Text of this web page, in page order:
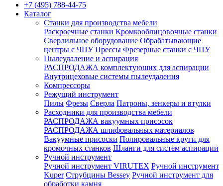
+7 (495) 788-44-75
Каталог
Станки для производства мебели
Раскроечные станки Кромкооблицовочные станки
Сверлильное оборудование Обрабатывающие
центры с ЧПУ Прессы Фрезерные станки с ЧПУ
Пылеудаление и аспирация
РАСПРОДАЖА комплектующих для аспирации
Внутрицеховые системы пылеудаления
Компрессоры
Режущий инструмент
Пилы Фрезы Сверла Патроны, зенкеры и втулки
Расходники для производства мебели
РАСПРОДАЖА вакуумных присосок
РАСПРОДАЖА шлифовальных материалов
Вакуумные присоски Полировальные круги для
кромочных станков Шланги для систем аспирации
Ручной инструмент
Ручной инструмент VIRUTEX Ручной инструмент
Kuper Струбцины Bessey Ручной инструмент для
обработки камня